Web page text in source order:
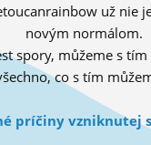
už nie
novým normálom.
spory, můžeme s
co s tím
príčiny vzniknutej